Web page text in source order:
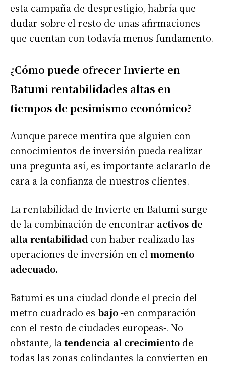
esta campaña de desprestigio, habría que
dudar sobre el resto de unas afirmaciones
que cuentan con todavía menos fundamento.
¿Cómo puede ofrecer Invierte en
Batumi rentabilidades altas en
tiempos de pesimismo económico?
Aunque parece mentira que alguien con
conocimientos de inversión pueda realizar
una pregunta así, es importante aclararlo de
cara a la confianza de nuestros clientes.
La rentabilidad de Invierte en Batumi surge
de la combinación de encontrar activos de
alta rentabilidad con haber realizado las
operaciones de inversión en el momento
adecuado.
Batumi es una ciudad donde el precio del
metro cuadrado es bajo-en comparación
con el resto de ciudades europeas-. No
obstante, la tendencia al crecimiento de
todas las zonas colindantes la convierten en